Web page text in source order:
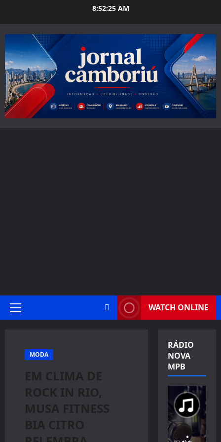
8:52:27 AM
Primary
WATCH ONLINE
MODA
EM CLIMA DE
ROCK IN RIO,
MUSA FITNESS
BIA CITRO
RÁDIO
NOVA
MPB